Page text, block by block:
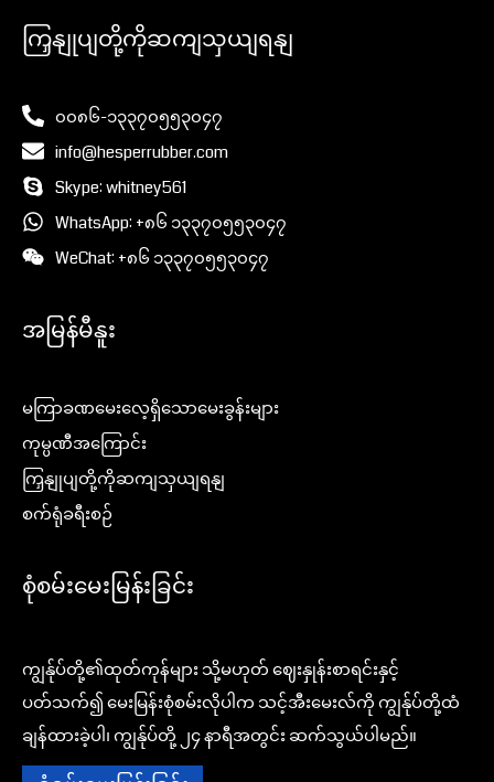
ကြှနျုပျတို့ကိုဆကျသှယျရနျ
၀၀၈၆-၁၃၃၇၀၅၅၃၀၄၇
info@hesperrubber.com
Skype: whitney561
WhatsApp: +၈၆ ၁၃၃၇၀၅၅၃၀၄၇
WeChat: +၈၆ ၁၃၃၇၀၅၅၃၀၄၇
အမြန်မီနူး
မကြာခဏမေးလေ့ရှိသောမေးခွန်းများ
ကုမ္ပဏီအကြောင်း
ကြှနျုပျတို့ကိုဆကျသှယျရနျ
စက်ရုံခရီးစဉ်
စုံစမ်းမေးမြန်းခြင်း
ကျွန်ုပ်တို့၏ထုတ်ကုန်များ သို့မဟုတ် ဈေးနှုန်းစာရင်းနှင့်
ပတ်သက်၍ မေးမြန်းစုံစမ်းလိုပါက သင့်အီးမေးလ်ကို ကျွန်ုပ်တို့ထံ
ချန်ထားခဲ့ပါ၊ ကျွန်ုပ်တို့ ၂၄ နာရီအတွင်း ဆက်သွယ်ပါမည်။